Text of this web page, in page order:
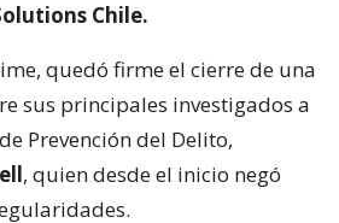
Chile.
quedó firme el cierre de una
sus principales investigados a
Prevención del Delito,
, quien desde el inicio negó